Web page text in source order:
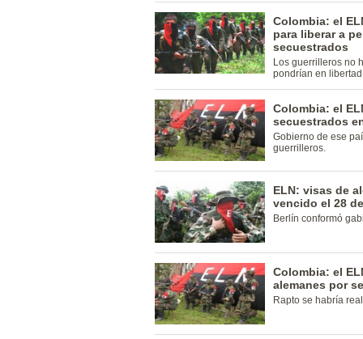
Colombia: el
para liberar a
secuestrados
Los guerrilleros no
pondrían en
Colombia: el
secuestrados
Gobierno de ese
guerrilleros.
ELN: visas de
vencido el 28
Berlín conformó
Colombia: el
alemanes por
Rapto se habría